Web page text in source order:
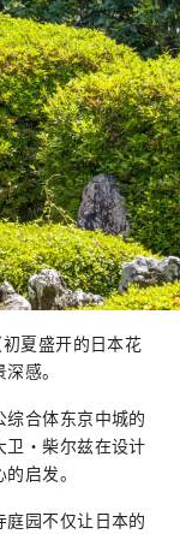
夏盛开的日本花
感。
合体东京中城的
卫·柴尔兹在设计
启发。
园不仅让日本的